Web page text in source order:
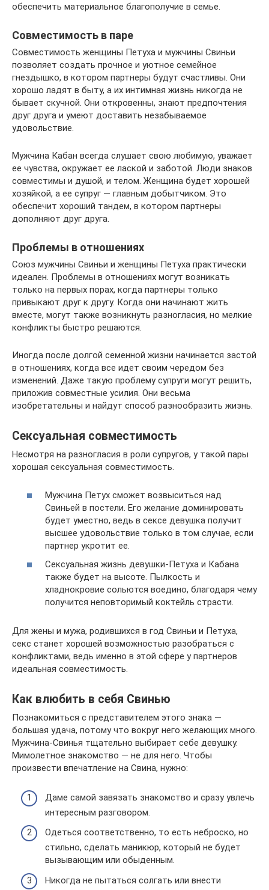
обеспечить материальное благополучие в семье.
Совместимость в паре
Совместимость женщины Петуха и мужчины Свиньи
позволяет создать прочное и уютное семейное
гнездышко, в котором партнеры будут счастливы. Они
хорошо ладят в быту, а их интимная жизнь никогда не
бывает скучной. Они откровенны, знают предпочтения
друг друга и умеют доставить незабываемое
удовольствие.
Мужчина Кабан всегда слушает свою любимую, уважает
ее чувства, окружает ее лаской и заботой. Люди знаков
совместимы и душой, и телом. Женщина будет хорошей
хозяйкой, а ее супруг — главным добытчиком. Это
обеспечит хороший тандем, в котором партнеры
дополняют друг друга.
Проблемы в отношениях
Союз мужчины Свиньи и женщины Петуха практически
идеален. Проблемы в отношениях могут возникать
только на первых порах, когда партнеры только
привыкают друг к другу. Когда они начинают жить
вместе, могут также возникнуть разногласия, но мелкие
конфликты быстро решаются.
Иногда после долгой семенной жизни начинается застой
в отношениях, когда все идет своим чередом без
изменений. Даже такую проблему супруги могут решить,
приложив совместные усилия. Они весьма
изобретательны и найдут способ разнообразить жизнь.
Сексуальная совместимость
Несмотря на разногласия в роли супругов, у такой пары
хорошая сексуальная совместимость.
Мужчина Петух сможет возвыситься над
Свиньей в постели. Его желание доминировать
будет уместно, ведь в сексе девушка получит
высшее удовольствие только в том случае, если
партнер укротит ее.
Сексуальная жизнь девушки-Петуха и Кабана
также будет на высоте. Пылкость и
хладнокровие сольются воедино, благодаря чему
получится неповторимый коктейль страсти.
Для жены и мужа, родившихся в год Свиньи и Петуха,
секс станет хорошей возможностью разобраться с
конфликтами, ведь именно в этой сфере у партнеров
идеальная совместимость.
Как влюбить в себя Свинью
Познакомиться с представителем этого знака —
большая удача, потому что вокруг него желающих много.
Мужчина-Свинья тщательно выбирает себе девушку.
Мимолетное знакомство — не для него. Чтобы
произвести впечатление на Свина, нужно:
Даме самой завязать знакомство и сразу увлечь
интересным разговором.
Одеться соответственно, то есть неброско, но
стильно, сделать маникюр, который не будет
вызывающим или обыденным.
Никогда не пытаться солгать или внести